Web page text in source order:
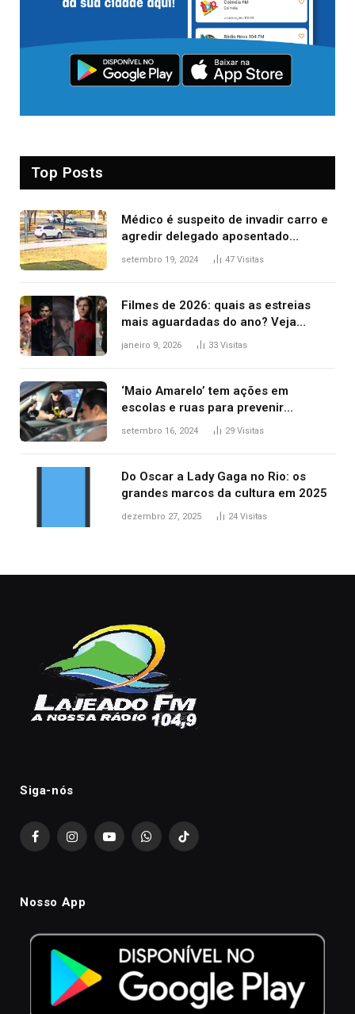
Top Posts
Médico é suspeito de invadir carro e
agredir delegado aposentado
durante confusão no trânsito
setembro 19, 2024 47 Visitas
Filmes de 2026: quais as estreias
mais aguardadas do ano? Veja
principais lançamentos do cinema
janeiro 9, 2026 33 Visitas
‘Maio Amarelo’ tem ações em
escolas e ruas para prevenir
acidentes no trânsito no AP
setembro 16, 2024 29 Visitas
Do Oscar a Lady Gaga no Rio: os
grandes marcos da cultura em 2025
dezembro 27, 2025 24 Visitas
Siga-nós
FacebookInstagramYouTubeWhatsAppTikTok
Nosso App